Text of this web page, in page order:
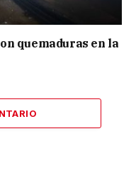
quemaduras en la